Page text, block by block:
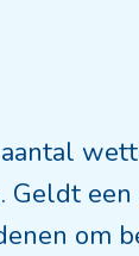
Geldt
om